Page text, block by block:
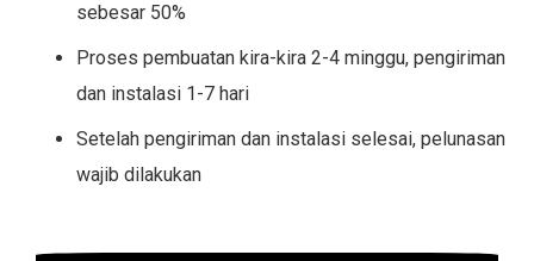
sebesar 50%
Proses pembuatan kira-kira 2-4 minggu, pengiriman
dan instalasi 1-7 hari
Setelah pengiriman dan instalasi selesai, pelunasan
wajib dilakukan